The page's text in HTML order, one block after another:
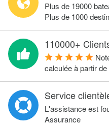
Plus de 19000
Plus de 1000
110000+
calculée à partir de
Service
L'assistance est
Assurance